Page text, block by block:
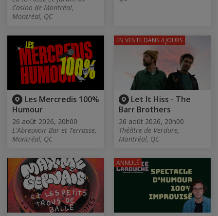
Casino de Montréal,
Montréal, QC
Les Mercredis 100%
Humour
26 août 2026, 20h00
L'Abreuvoir Bar et Terrasse,
Montréal, QC
Let It Hiss - The
Barr Brothers
26 août 2026, 20h00
Théâtre de Verdure,
Montréal, QC
EN VENTE DANS 4 JOURS
ANNULÉ